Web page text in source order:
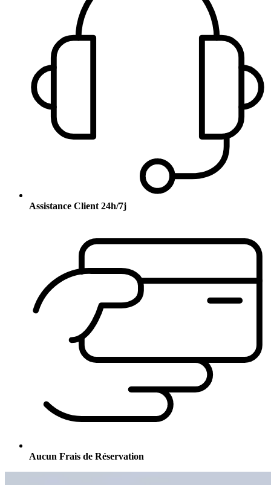
Assistance Client 24h/7j
Aucun Frais de Réservation